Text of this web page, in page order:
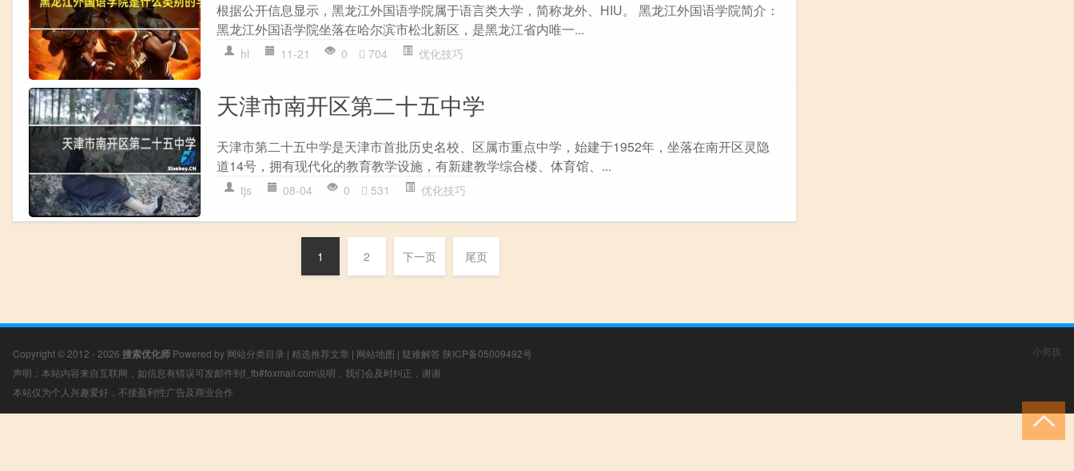
根据公开信息显示，黑龙江外国语学院属于语言类大学，简称龙外、HIU。 黑龙江外国语学院简介：
黑龙江外国语学院坐落在哈尔滨市松北新区，是黑龙江省内唯一...
hl 11-21 0 704 优化技巧
天津市南开区第二十五中学
天津市第二十五中学是天津市首批历史名校、区属市重点中学，始建于1952年，坐落在南开区灵隐
道14号，拥有现代化的教育教学设施，有新建教学综合楼、体育馆、...
tjs 08-04 0 531 优化技巧
1 2 下一页 尾页
Copyright © 2012 - 2026 搜索优化师 Powered by 网站分类目录 | 精选推荐文章 | 网站地图 | 疑难解答 陕ICP备05009492号
声明：本站内容来自互联网，如信息有错误可发邮件到f_fb#foxmail.com说明，我们会及时纠正，谢谢
本站仅为个人兴趣爱好，不接盈利性广告及商业合作
小男孩